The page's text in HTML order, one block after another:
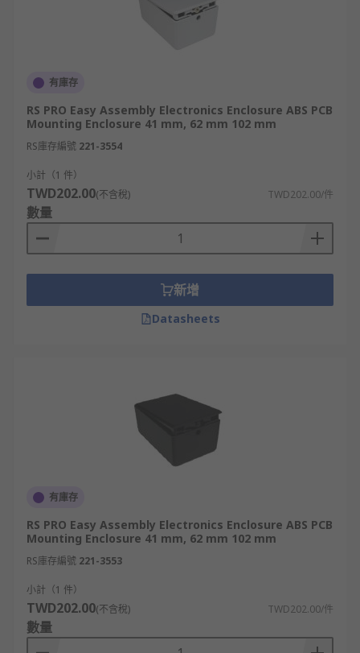
有庫存
RS PRO Easy Assembly Electronics Enclosure ABS PCB
Mounting Enclosure 41 mm, 62 mm 102 mm
RS庫存編號 221-3554
小計（1 件）
TWD202.00(不含稅) TWD202.00/件
數量
新增
Datasheets
有庫存
RS PRO Easy Assembly Electronics Enclosure ABS PCB
Mounting Enclosure 41 mm, 62 mm 102 mm
RS庫存編號 221-3553
小計（1 件）
TWD202.00(不含稅) TWD202.00/件
數量